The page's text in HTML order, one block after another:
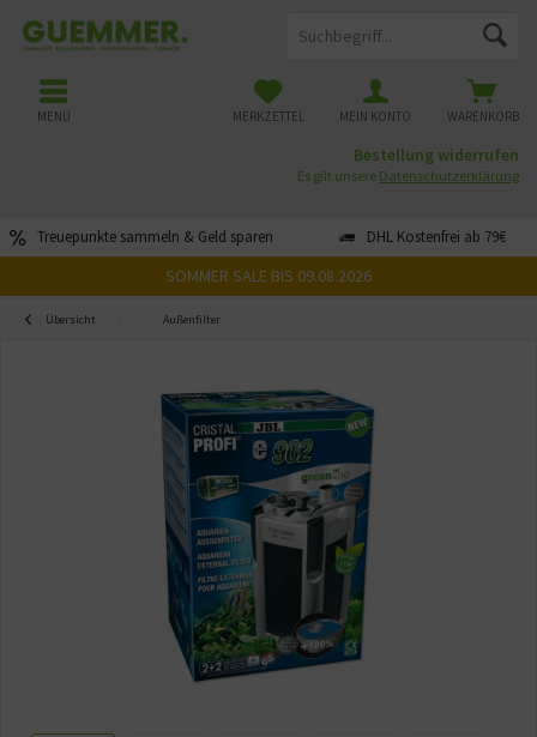
Treuepunkte sammeln & Geld sparen DHL Kostenfrei ab 79€
WARENKORB
MERKZETTEL MEIN KONTO
MENÜ
Bestellung widerrufen
Es gilt unsere Datenschutzerklärung
SOMMER SALE BIS 09.08.2026
Übersicht Außenfilter